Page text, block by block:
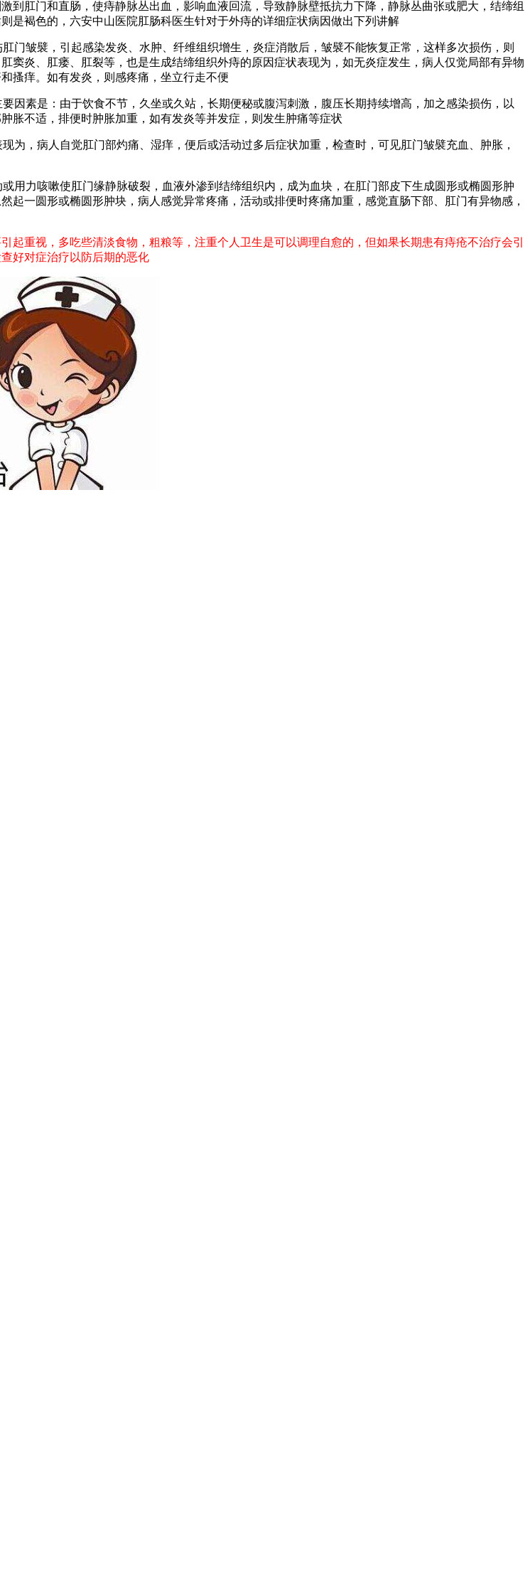
肛门和直肠，使痔静脉丛出血，影响血液回流，导致静脉壁抵抗力下降，静脉丛曲张或肥大，结缔组
是褐色的，六安中山医院肛肠科医生针对于外痔的详细症状病因做出下列讲解
门皱襞，引起感染发炎、水肿、纤维组织增生，炎症消散后，皱襞不能恢复正常，这样多次损伤，则
炎、肛瘘、肛裂等，也是生成结缔组织外痔的原因症状表现为，如无炎症发生，病人仅觉局部有异物
搔痒。如有发炎，则感疼痛，坐立行走不便
因素是：由于饮食不节，久坐或久站，长期便秘或腹泻刺激，腹压长期持续增高，加之感染损伤，以
胀不适，排便时肿胀加重，如有发炎等并发症，则发生肿痛等症状
，病人自觉肛门部灼痛、湿痒，便后或活动过多后症状加重，检查时，可见肛门皱襞充血、肿胀，
用力咳嗽使肛门缘静脉破裂，血液外渗到结缔组织内，成为血块，在肛门部皮下生成圆形或椭圆形肿
一圆形或椭圆形肿块，病人感觉异常疼痛，活动或排便时疼痛加重，感觉直肠下部、肛门有异物感，
重视，多吃些清淡食物，粗粮等，注重个人卫生是可以调理自愈的，但如果长期患有痔疮不治疗会引
好对症治疗以防后期的恶化